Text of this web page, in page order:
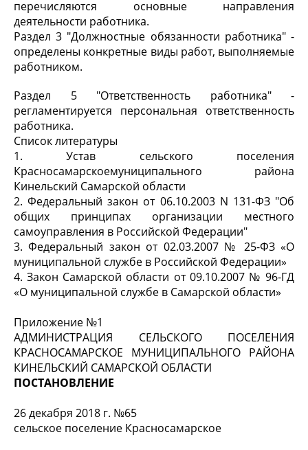
перечисляются основные направления
деятельности работника.
Раздел 3 "Должностные обязанности работника" -
определены конкретные виды работ, выполняемые
работником.
Раздел 5 "Ответственность работника" -
регламентируется персональная ответственность
работника.
Список литературы
1.
Устав сельского поселения
Красносамарскоемуниципального района
Кинельский Самарской области
2. Федеральный закон от 06.10.2003 N 131-ФЗ "Об
общих принципах организации местного
самоуправления в Российской Федерации"
3. Федеральный закон от 02.03.2007 № 25-ФЗ «О
муниципальной службе в Российской Федерации»
4. Закон Самарской области от 09.10.2007 № 96-ГД
«О муниципальной службе в Самарской области»
Приложение №1
АДМИНИСТРАЦИЯ СЕЛЬСКОГО ПОСЕЛЕНИЯ
КРАСНОСАМАРСКОЕ МУНИЦИПАЛЬНОГО РАЙОНА
КИНЕЛЬСКИЙ САМАРСКОЙ ОБЛАСТИ
ПОСТАНОВЛЕНИЕ
26 декабря 2018 г. №65
сельское поселение Красносамарское